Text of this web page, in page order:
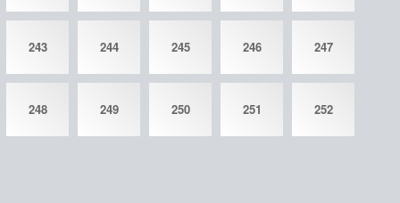
243 244 245 246 247
248 249 250 251 252